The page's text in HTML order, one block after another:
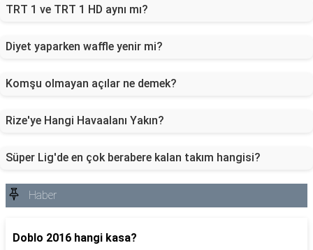
TRT 1 ve TRT 1 HD aynı mı?
Diyet yaparken waffle yenir mi?
Komşu olmayan açılar ne demek?
Rize'ye Hangi Havaalanı Yakın?
Süper Lig'de en çok berabere kalan takım hangisi?
Haber
Doblo 2016 hangi kasa?